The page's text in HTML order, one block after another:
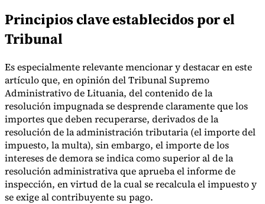
Principios clave establecidos por el
Tribunal
Es especialmente relevante mencionar y destacar en este
artículo que, en opinión del Tribunal Supremo
Administrativo de Lituania, del contenido de la
resolución impugnada se desprende claramente que los
importes que deben recuperarse, derivados de la
resolución de la administración tributaria (el importe del
impuesto, la multa), sin embargo, el importe de los
intereses de demora se indica como superior al de la
resolución administrativa que aprueba el informe de
inspección, en virtud de la cual se recalcula el impuesto y
se exige al contribuyente su pago.